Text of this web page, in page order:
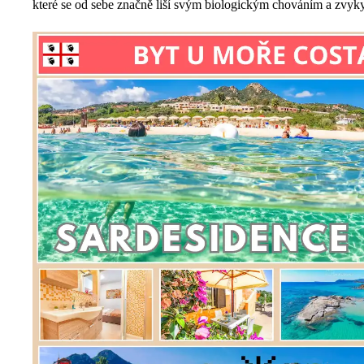
které se od sebe značně liší svým biologickým chováním a